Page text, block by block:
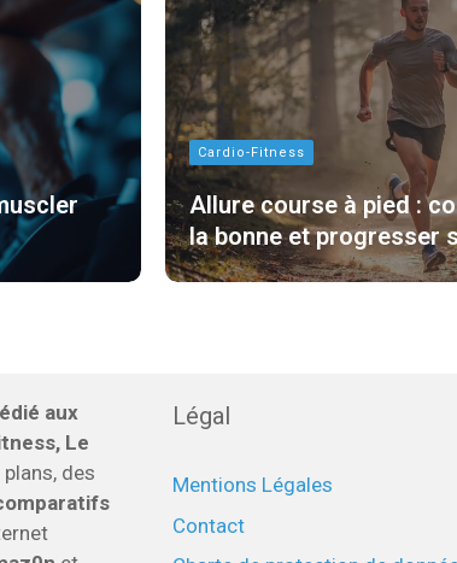
Cardio-Fitness
Allure course à pied :
la bonne et progresser
aux
Le
des
Légal
Mentions Légales
Contact